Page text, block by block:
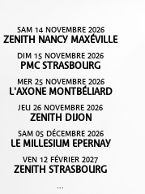
SAM 14 NOVEMBRE 2026
ZENITH NANCY MAXÉVILLE
DIM 15 NOVEMBRE 2026
PMC STRASBOURG
MER 25 NOVEMBRE 2026
L'AXONE MONTBÉLIARD
JEU 26 NOVEMBRE 2026
ZENITH DIJON
SAM 05 DÉCEMBRE 2026
LE MILLESIUM EPERNAY
VEN 12 FÉVRIER 2027
ZENITH STRASBOURG